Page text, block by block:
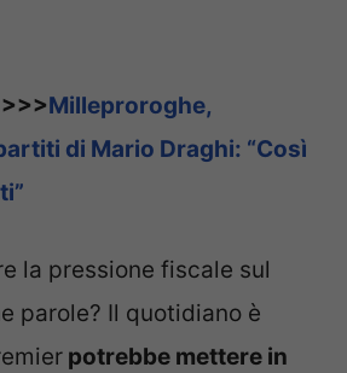
>>>Milleproroghe,
di Mario Draghi: “Così
la pressione fiscale sul
parole? Il quotidiano è
potrebbe mettere in